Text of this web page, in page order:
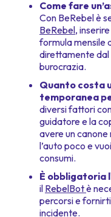
Come fare
Con BeRebel è
BeRebel,
formula mensile
direttamente
burocrazia.
Quanto costa
temporanea
diversi fattori
guidatore e la
avere un canone
l’auto poco e
consumi.
È obbligatoria
il RebelBotè
percorsi e
incidente.